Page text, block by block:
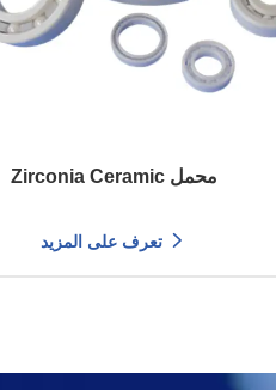
Zirconia Ceramic محمل